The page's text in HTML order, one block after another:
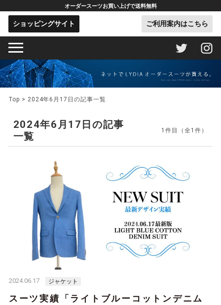
オーダースーツお買い上げで送料無料
ショッピングサイト ご利用案内はこちら
Top > 2024年6月17日の記事一覧
2024年6月17日の記事
一覧
1件目（全1件）
2024.06.17 ジャケット
スーツ実績「ライトブルーコットンデニム